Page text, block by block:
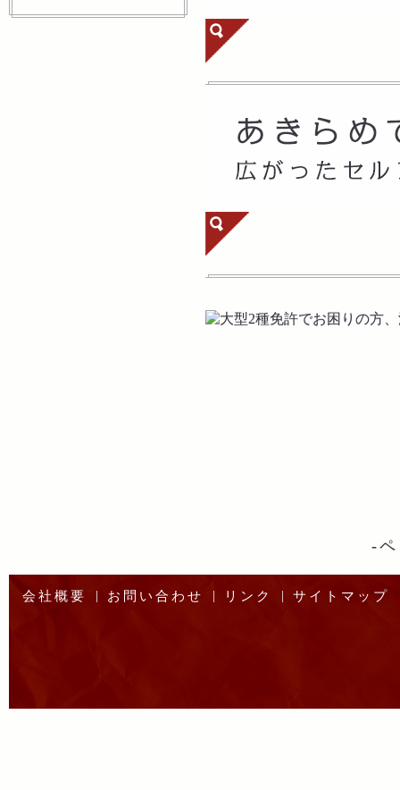
-
会社概要 | お問い合わせ | リンク | サイトマップ